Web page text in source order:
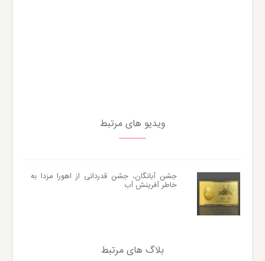
ویدیو های مرتبط
جشن آبانگان، جشن قدردانی از اهورا مزدا به
خاطر آفرینش آب
بلاگ های مرتبط